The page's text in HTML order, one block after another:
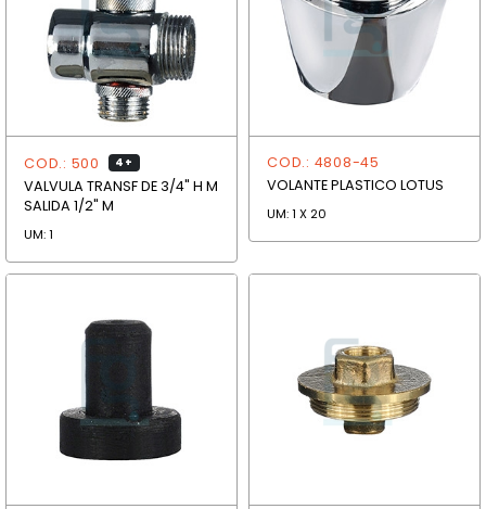
COD.: 500 4+
VALVULA TRANSF DE 3/4" H M
SALIDA 1/2" M
UM: 1
COD.: 4808-45
VOLANTE PLASTICO LOTUS
UM: 1 X 20